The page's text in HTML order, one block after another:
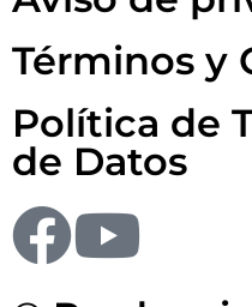
Términos y
Política de
de Datos